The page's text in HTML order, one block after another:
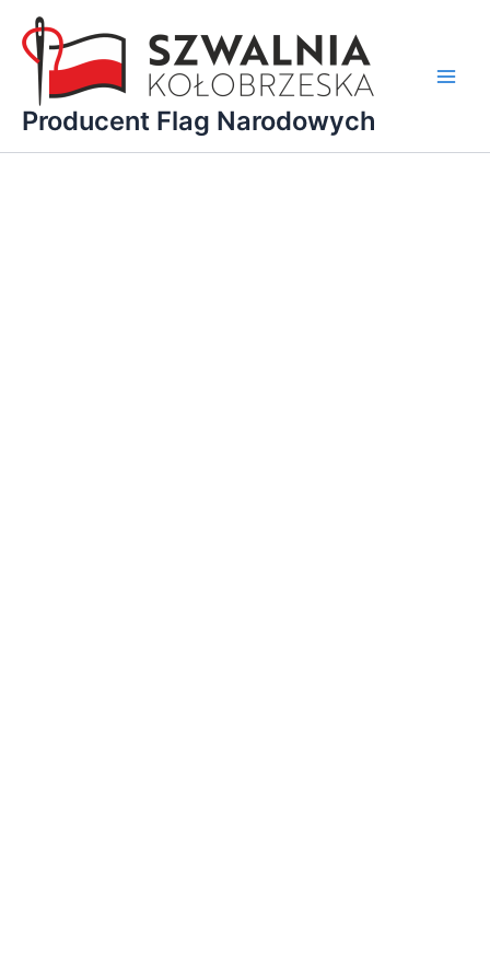
Przejdź
treści
Producent Flag Narodowych